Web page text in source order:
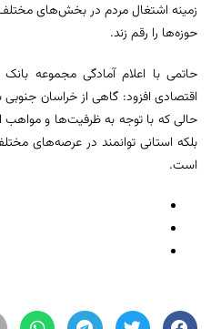
زمینه اشتغال مردم در بخش‌های
حوزه‌ها را رقم زند.
حاتمی با اعلام آمادگی مجموعه
اقتصادی افزود: گاهی از خراسان
حالی که با توجه به ظرفیت‌ها و
بلکه استانی توانمند در عرصه‌های
است.